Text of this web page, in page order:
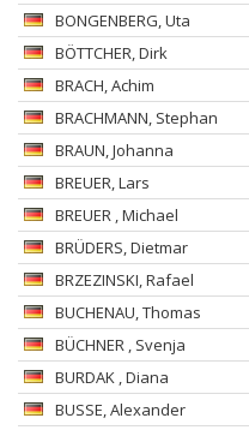
BONGENBERG, Uta
BÖTTCHER, Dirk
BRACH, Achim
BRACHMANN, Stephan
BRAUN, Johanna
BREUER, Lars
BREUER , Michael
BRÜDERS, Dietmar
BRZEZINSKI, Rafael
BUCHENAU, Thomas
BÜCHNER , Svenja
BURDAK , Diana
BUSSE, Alexander